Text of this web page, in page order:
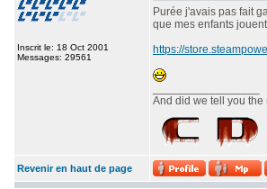
Inscrit le: 18 Oct 2001
Messages: 29561
Purée j'avais pas fait
que mes enfants
https://
And did we tell you
Revenir en haut de page